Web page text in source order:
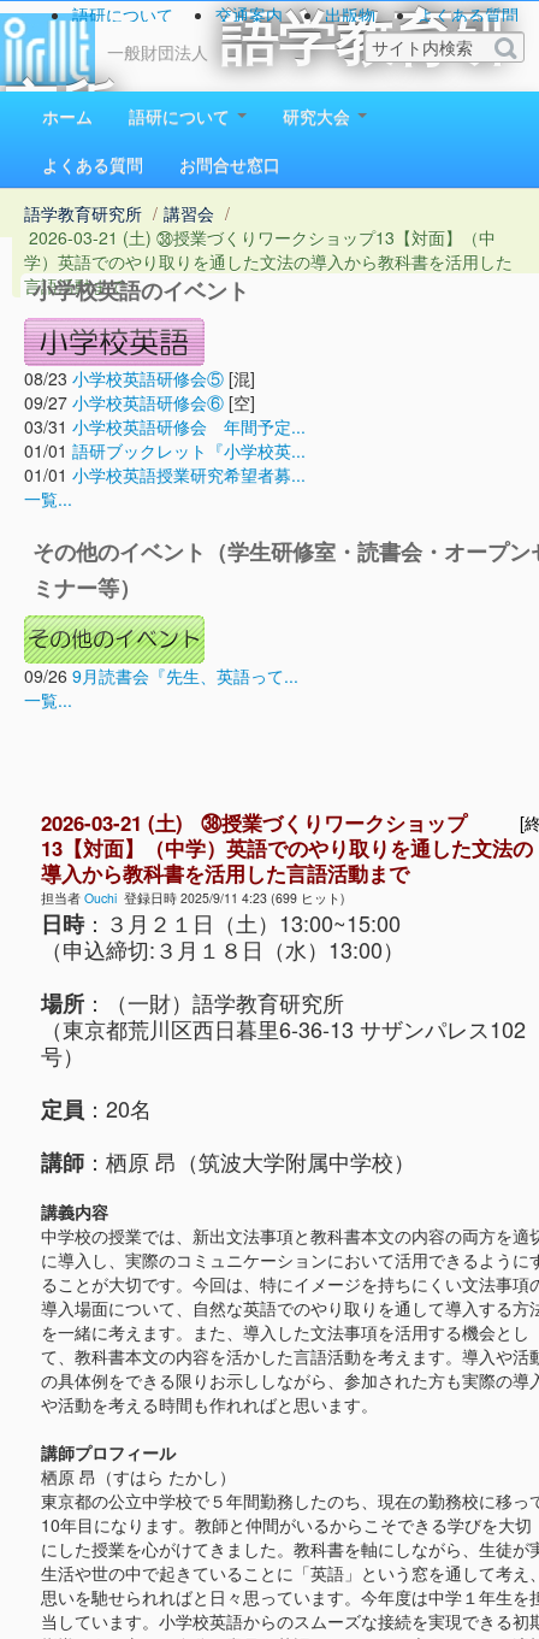
一般財団法人
語学教育研
究所
1923（大正12）年創立
語研について 交通案内 出版物
よくある質問
お問い合わせ
ホーム 語研について
研究大会
よくある質問
お問合せ窓口
語学教育研究所 / 講習会 /
2026-03-21 (土) ㊳授業づくりワークショップ13【対面】（中
学）英語でのやり取りを通した文法の導入から教科書を活用した
言語活動まで
小学校英語のイベント
08/23 小学校英語研修会⑤ [混]
09/27 小学校英語研修会⑥ [空]
03/31 小学校英語研修会 年間予定...
01/01 語研ブックレット『小学校英...
01/01 小学校英語授業研究希望者募...
一覧...
その他のイベント（学生研修室・読書会・オープン
ミナー等）
09/26 9月読書会『先生、英語って...
一覧...
[
2026-03-21 (土) ㊳授業づくりワークショップ
13【対面】（中学）英語でのやり取りを通した文法の
導入から教科書を活用した言語活動まで
担当者 Ouchi 登録日時 2025/9/11 4:23 (699 ヒット)
日時：３月２１日（土）13:00~15:00
（申込締切:３月１８日（水）13:00）
場所 ：（一財）語学教育研究所
（東京都荒川区西日暮里6-36-13 サザンパレス102
号）
定員 ：20名
講師 ：栖原 昂（筑波大学附属中学校）
講義内容
中学校の授業では、新出文法事項と教科書本文の内容の両方を適
に導入し、実際のコミュニケーションにおいて活用できるように
ることが大切です。今回は、特にイメージを持ちにくい文法事項
導入場面について、自然な英語でのやり取りを通して導入する方
を一緒に考えます。また、導入した文法事項を活用する機会とし
て、教科書本文の内容を活かした言語活動を考えます。導入や活
の具体例をできる限りお示ししながら、参加された方も実際の導
や活動を考える時間も作れればと思います。
講師プロフィール
栖原 昂（すはら たかし）
東京都の公立中学校で５年間勤務したのち、現在の勤務校に移っ
10年目になります。教師と仲間がいるからこそできる学びを大切
にした授業を心がけてきました。教科書を軸にしながら、生徒が
生活や世の中で起きていることに「英語」という窓を通して考え
思いを馳せられればと日々思っています。今年度は中学１年生を
当しています。小学校英語からのスムーズな接続を実現できる初